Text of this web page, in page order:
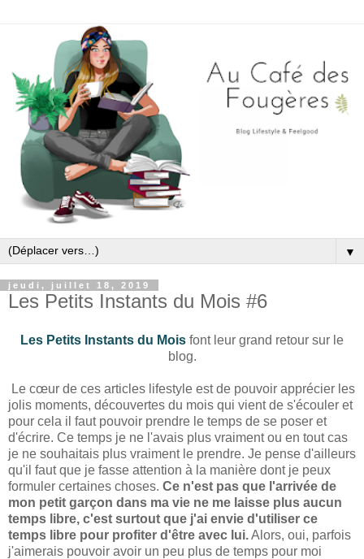
▼
jeudi, juillet 18, 2019
Les Petits Instants du Mois #6
Les Petits Instants du Mois font leur grand retour sur le
blog.
Le cœur de ces articles lifestyle est de pouvoir apprécier les
jolis moments, découvertes du mois qui vient de s'écouler et
pour cela il faut pouvoir prendre le temps de se poser et
d'écrire. Ce temps je ne l'avais plus vraiment ou en tout cas
je ne souhaitais plus vraiment le prendre. Je pense d'ailleurs
qu'il faut que je fasse attention à la manière dont je peux
formuler certaines choses. Ce n'est pas que l'arrivée de
mon petit garçon dans ma vie ne me laisse plus aucun
temps libre, c'est surtout que j'ai envie d'utiliser ce
temps libre pour profiter d'être avec lui.Alors, oui, parfois
j'aimerais pouvoir avoir un peu plus de temps pour moi